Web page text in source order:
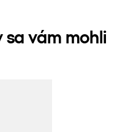
sa vám mohli